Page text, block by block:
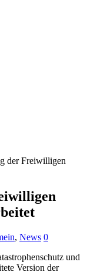
der Freiwilligen
, News 0
und
Version der